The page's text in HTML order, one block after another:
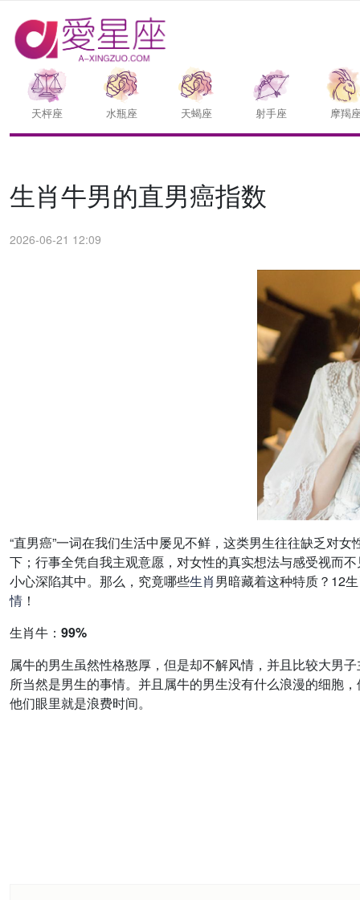
天枰座 水瓶座 天蝎座 射手座 摩羯
生肖牛男的直男癌指数
2026-06-21 12:09
“直男癌”一词在我们生活中屡见不鲜，这类男生往往缺乏对
下；行事全凭自我主观意愿，对女性的真实想法与感受视而
小心深陷其中。那么，究竟哪些生肖男暗藏着这种特质？12
情 ！
生肖牛：99%
属牛的男生虽然性格憨厚，但是却不解风情，并且比较大男
所当然是男生的事情。并且属牛的男生没有什么浪漫的细胞
他们眼里就是浪费时间。